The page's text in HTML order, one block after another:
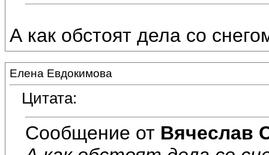
А как обстоят дела со
Елена Евдокимова
Цитата:
Сообщение от Вячеслав